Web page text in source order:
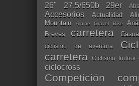
26" 27.5/650b 29er
Accesorios Actualidad
Mountain
Alpine Gravel Bike
Breves carretera
ciclismo de aventura
carretera
Ciclismo Indoor
ciclocross
Competición